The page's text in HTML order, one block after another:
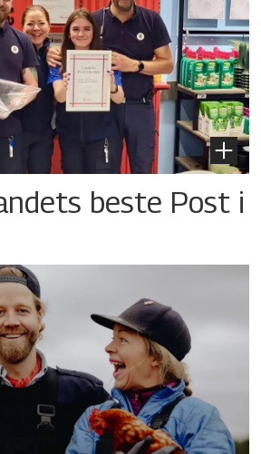
beste Post i